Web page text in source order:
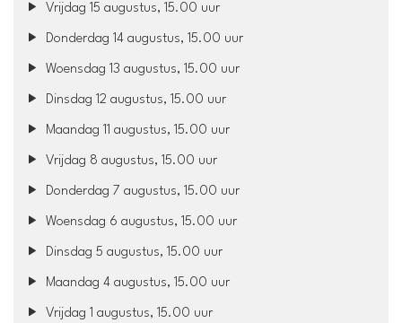
Vrijdag 15 augustus, 15.00 uur
Donderdag 14 augustus, 15.00 uur
Woensdag 13 augustus, 15.00 uur
Dinsdag 12 augustus, 15.00 uur
Maandag 11 augustus, 15.00 uur
Vrijdag 8 augustus, 15.00 uur
Donderdag 7 augustus, 15.00 uur
Woensdag 6 augustus, 15.00 uur
Dinsdag 5 augustus, 15.00 uur
Maandag 4 augustus, 15.00 uur
Vrijdag 1 augustus, 15.00 uur